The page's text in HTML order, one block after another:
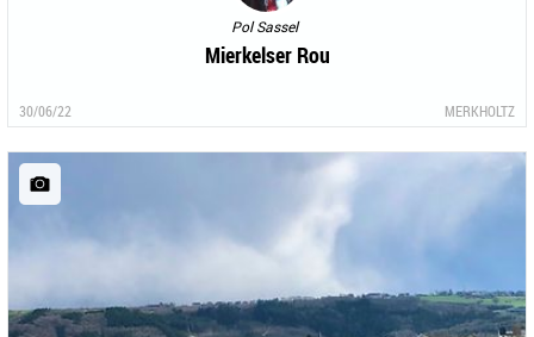
Pol Sassel
Mierkelser Rou
30/06/22 MERKHOLTZ